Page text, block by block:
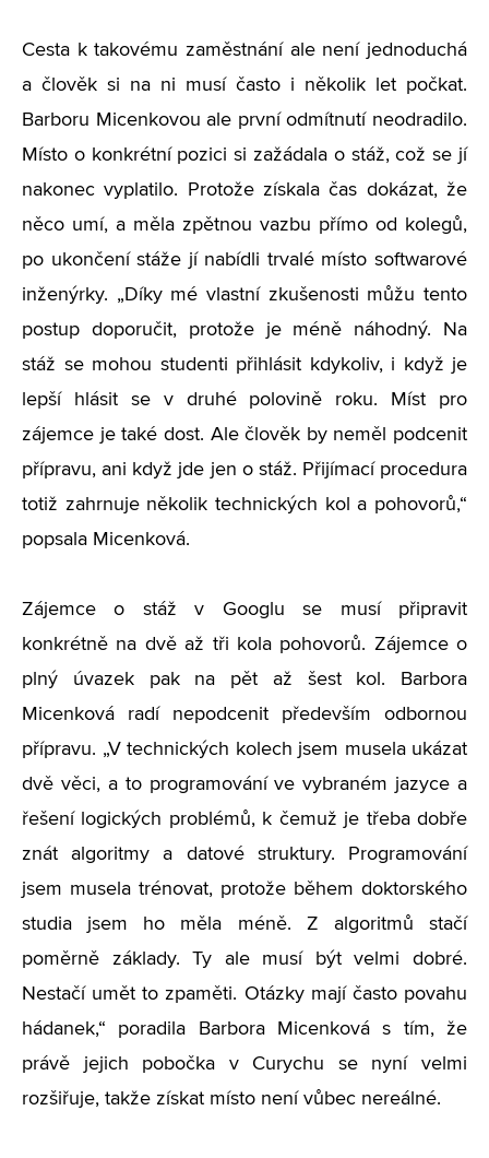
Cesta k takovému zaměstnání ale není jednoduchá
a člověk si na ni musí často i několik let počkat.
Barboru Micenkovou ale první odmítnutí neodradilo.
Místo o konkrétní pozici si zažádala o stáž, což se jí
nakonec vyplatilo. Protože získala čas dokázat, že
něco umí, a měla zpětnou vazbu přímo od kolegů,
po ukončení stáže jí nabídli trvalé místo softwarové
inženýrky. „Díky mé vlastní zkušenosti můžu tento
postup doporučit, protože je méně náhodný. Na
stáž se mohou studenti přihlásit kdykoliv, i když je
lepší hlásit se v druhé polovině roku. Míst pro
zájemce je také dost. Ale člověk by neměl podcenit
přípravu, ani když jde jen o stáž. Přijímací procedura
totiž zahrnuje několik technických kol a pohovorů,“
popsala Micenková.
Zájemce o stáž v Googlu se musí připravit
konkrétně na dvě až tři kola pohovorů. Zájemce o
plný úvazek pak na pět až šest kol. Barbora
Micenková radí nepodcenit především odbornou
přípravu. „V technických kolech jsem musela ukázat
dvě věci, a to programování ve vybraném jazyce a
řešení logických problémů, k čemuž je třeba dobře
znát algoritmy a datové struktury. Programování
jsem musela trénovat, protože během doktorského
studia jsem ho měla méně. Z algoritmů stačí
poměrně základy. Ty ale musí být velmi dobré.
Nestačí umět to zpaměti. Otázky mají často povahu
hádanek,“ poradila Barbora Micenková s tím, že
právě jejich pobočka v Curychu se nyní velmi
rozšiřuje, takže získat místo není vůbec nereálné.